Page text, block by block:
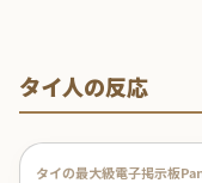
タイ人の反応
タイの最大級電子掲示板